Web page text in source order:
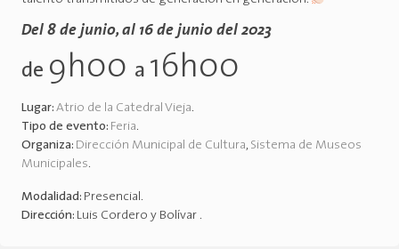
Del 8 de junio, al 16 de junio del 2023
de 9h00 a 16h00
Lugar: Atrio de la Catedral Vieja.
Tipo de evento: Feria.
Organiza: Dirección Municipal de Cultura, Sistema de Museos
Municipales.
Modalidad: Presencial.
Dirección: Luis Cordero y Bolívar .